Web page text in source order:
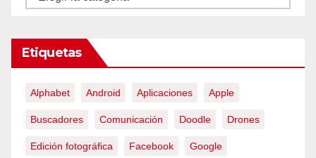
Etiquetas
Alphabet Android Aplicaciones Apple
Buscadores Comunicación Doodle Drones
Edición fotográfica Facebook Google